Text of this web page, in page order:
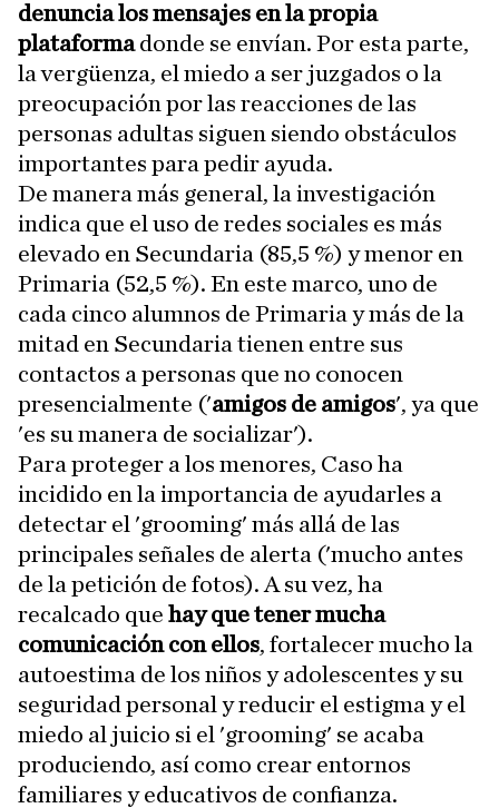
denuncia los mensajes en la propia
plataformadonde se envían. Por esta parte,
la vergüenza, el miedo a ser juzgados o la
preocupación por las reacciones de las
personas adultas siguen siendo obstáculos
importantes para pedir ayuda.
De manera más general, la investigación
indica que el uso de redes sociales es más
elevado en Secundaria (85,5 %) y menor en
Primaria (52,5 %). En este marco, uno de
cada cinco alumnos de Primaria y más de la
mitad en Secundaria tienen entre sus
contactos a personas que no conocen
presencialmente ('amigos de amigos', ya que
'es su manera de socializar').
Para proteger a los menores, Caso ha
incidido en la importancia de ayudarles a
detectar el 'grooming' más allá de las
principales señales de alerta ('mucho antes
de la petición de fotos). A su vez, ha
recalcado que hay que tener mucha
comunicación con ellos, fortalecer mucho la
autoestima de los niños y adolescentes y su
seguridad personal y reducir el estigma y el
miedo al juicio si el 'grooming' se acaba
produciendo, así como crear entornos
familiares y educativos de confianza.